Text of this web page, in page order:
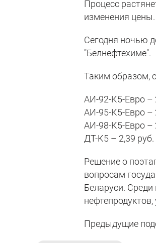
Процесс
изменения цены.
Сегодня ночью
"Белнефтехиме".
Таким образом,
АИ-92-К5-Евро –
АИ-95-К5-Евро –
АИ-98-К5-Евро –
ДТ-К5 – 2,39 руб.
Решение о
вопросам
Беларуси.
Предыдущие